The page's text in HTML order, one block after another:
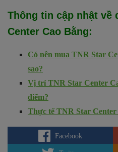
Thông tin cập nhật về
Center Cao Bằng:
Có nên mua TNR Star
sao?
Vị trí TNR Star Center
điểm?
Thực tế TNR Star Center
Facebook